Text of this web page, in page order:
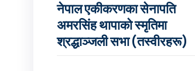
नेपाल एकीकरणका सेनापति
अमरसिंह थापाको स्मृतिमा
श्रद्धाञ्जली सभा (तस्वीरहरू)